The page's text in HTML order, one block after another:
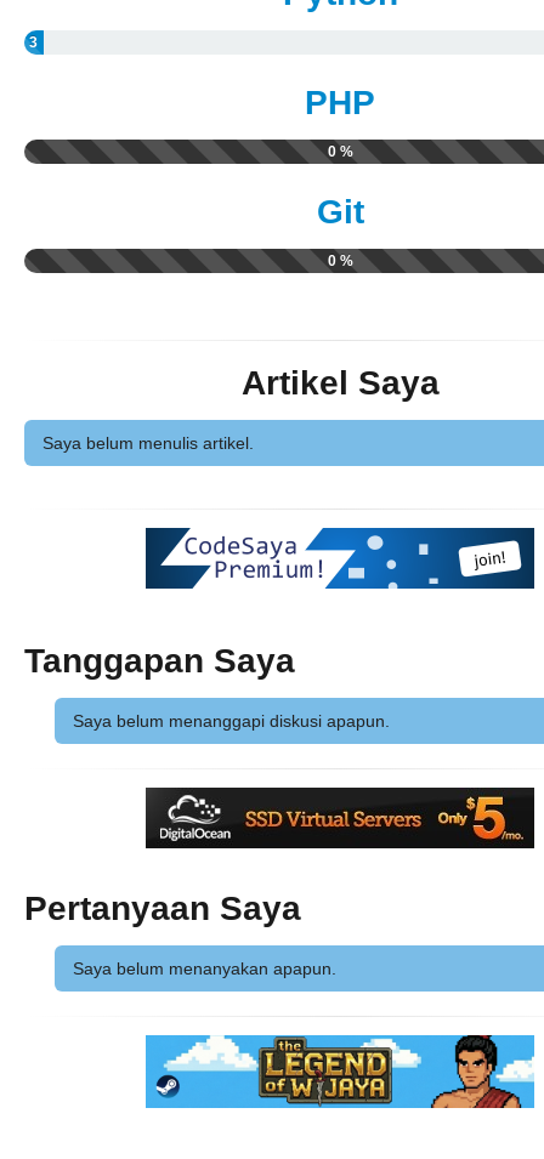
3
PHP
0 %
Git
0 %
Artikel Saya
Saya belum menulis artikel.
Tanggapan Saya
Saya belum menanggapi diskusi apapun.
Pertanyaan Saya
Saya belum menanyakan apapun.